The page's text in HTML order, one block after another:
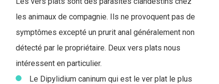
les animaux de compagnie. Ils ne provoquent pas de
symptômes excepté un prurit anal généralement non
détecté par le propriétaire. Deux vers plats nous
intéressent en particulier.
Le Dipylidium caninum qui est le ver plat le plus